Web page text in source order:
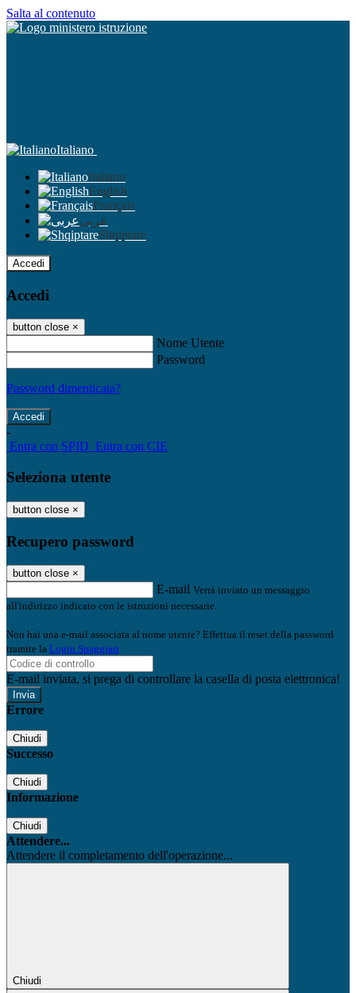
Salta al contenuto
Italiano
Italiano
English
Français
عربى
Shqiptare
Accedi
Accedi
button close ×
Nome Utente
Password
Password dimenticata?
-
Entra con SPID Entra con CIE
Seleziona utente
button close ×
Recupero password
button close ×
E-mail Verrà inviato un messaggio
all'indirizzo indicato con le istruzioni necessarie.
Non hai una e-mail associata al nome utente? Effettua il reset della password
tramite la Login Spaggiari
E-mail inviata, si prega di controllare la casella di posta elettronica!
Errore
Chiudi
Successo
Chiudi
Informazione
Chiudi
Attendere...
Attendere il completamento dell'operazione...
Chiudi